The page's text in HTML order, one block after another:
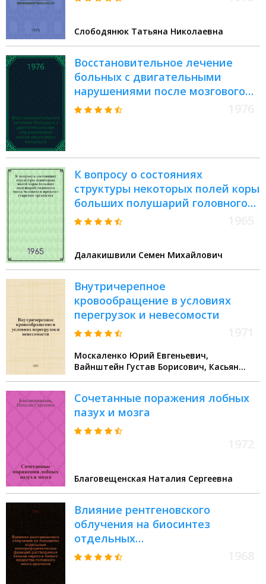
мед. наук : (14.00.16)
Слободянюк Татьяна Николаевна
Восстановительное лечение
больных с двигательными
нарушениями после мозгового
инсульта : Метод. рекомендации
К вопросу о состояниях
структуры некоторых полей коры
больших полушарий головного
мозга человека в процессе
учен. степени кандидата мед.
наук
Далакишвили Семен Михайлович
Внутричерепное
кровообращение в условиях
перегрузок и невесомости
Москаленко Юрий Евгеньевич,
Вайнштейн Густав Борисович, Касьян
Сочетанные поражения лобных
пазух и мозга
Благовещенская Наталия Сергеевна
Влияние рентгеновского
облучения на биосинтез
отдельных
электрофоретических фракций